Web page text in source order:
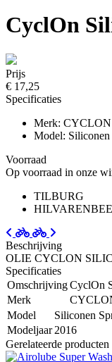
CyclOn
Prijs
€ 17,25
Specificaties
Merk: CYCLON
Model: Siliconen
Voorraad
Op voorraad in onze
TILBURG
Beschrijving
OLIE CYCLON
Specificaties
OmschrijvingCyclOn
Merk
Model
Siliconen
Modeljaar 2016
Gerelateerde producten